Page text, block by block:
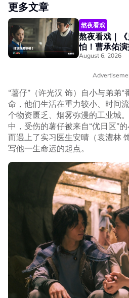
更多文章
熬夜看戏
熬夜看戏｜
怕！曹承佑
August 6, 2026
“薯仔”（许光汉 饰）自小与弟弟
命，他们生活在重力较小、时间
个物资匮乏、烟雾弥漫的工业城
中，受伤的薯仔被来自“优日区”
而遇上了实习医生安晴（袁澧林
写他一生命运的起点。